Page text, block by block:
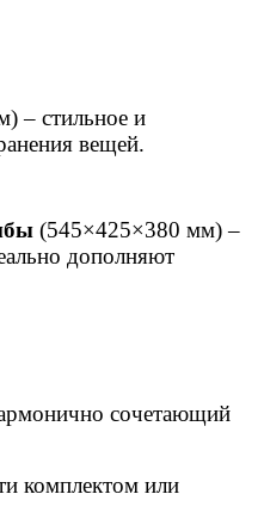
– стильное и
вещей.
(545×425×380 мм) –
дополняют
сочетающий
комплектом или